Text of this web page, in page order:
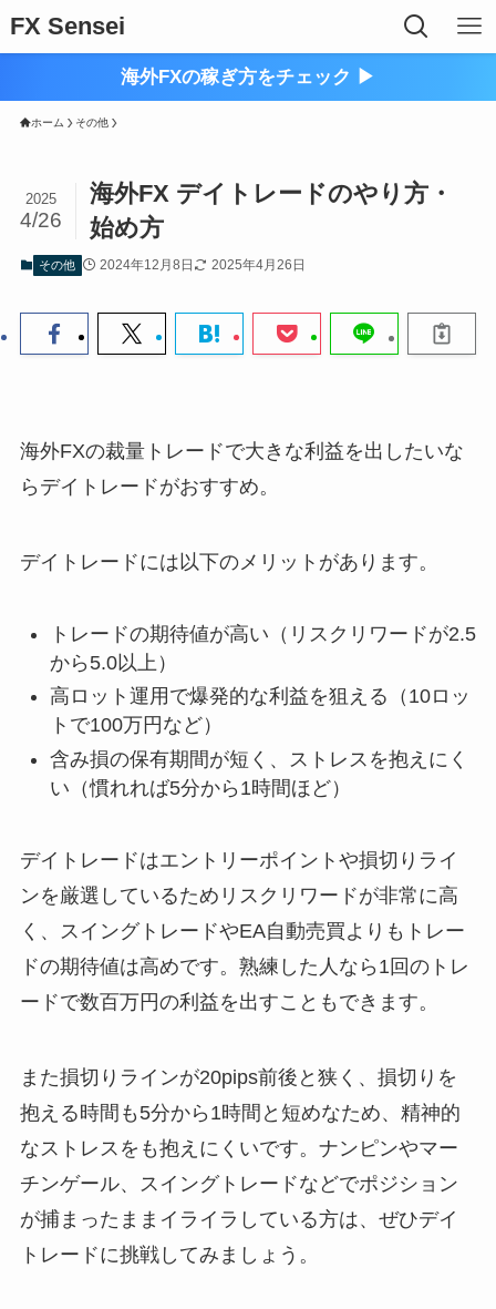
FX Sensei
海外FXの稼ぎ方をチェック ▶︎
ホーム その他
海外FX デイトレードのやり方・
始め方
2025
4/26
その他 2024年12月8日 2025年4月26日
海外FXの裁量トレードで大きな利益を出したいな
らデイトレードがおすすめ。
デイトレードには以下のメリットがあります。
トレードの期待値が高い（リスクリワードが2.5
から5.0以上）
高ロット運用で爆発的な利益を狙える（10ロッ
トで100万円など）
含み損の保有期間が短く、ストレスを抱えにく
い（慣れれば5分から1時間ほど）
デイトレードはエントリーポイントや損切りライ
ンを厳選しているためリスクリワードが非常に高
く、スイングトレードやEA自動売買よりもトレー
ドの期待値は高めです。熟練した人なら1回のトレ
ードで数百万円の利益を出すこともできます。
また損切りラインが20pips前後と狭く、損切りを
抱える時間も5分から1時間と短めなため、精神的
なストレスをも抱えにくいです。ナンピンやマー
チンゲール、スイングトレードなどでポジション
が捕まったままイライラしている方は、ぜひデイ
トレードに挑戦してみましょう。